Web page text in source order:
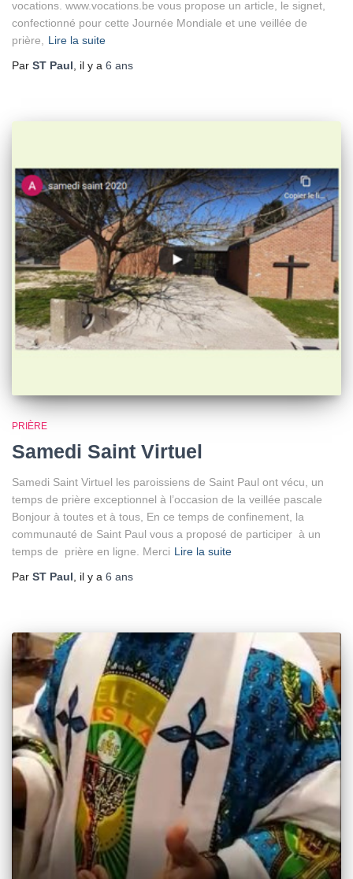
vocations. www.vocations.be vous propose un article, le signet,
confectionné pour cette Journée Mondiale et une veillée de
prière,
Lire la suite
Par ST Paul , il y a 6 ans
PRIÈRE
Samedi Saint Virtuel
Samedi Saint Virtuel les paroissiens de Saint Paul ont vécu, un
temps de prière exceptionnel à l’occasion de la veillée pascale
Bonjour à toutes et à tous, En ce temps de confinement, la
communauté de Saint Paul vous a proposé de participer à un
temps de prière en ligne. Merci Lire la suite
Par ST Paul , il y a 6 ans